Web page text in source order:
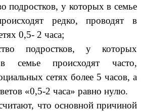
подростков, у которых в семье
редко, проводят в
0,5- 2 часа;
подростков, у которых
семье происходят часто,
сетях более 5 часов, а
«0,5-2 часа» равно нулю.
что основной причиной